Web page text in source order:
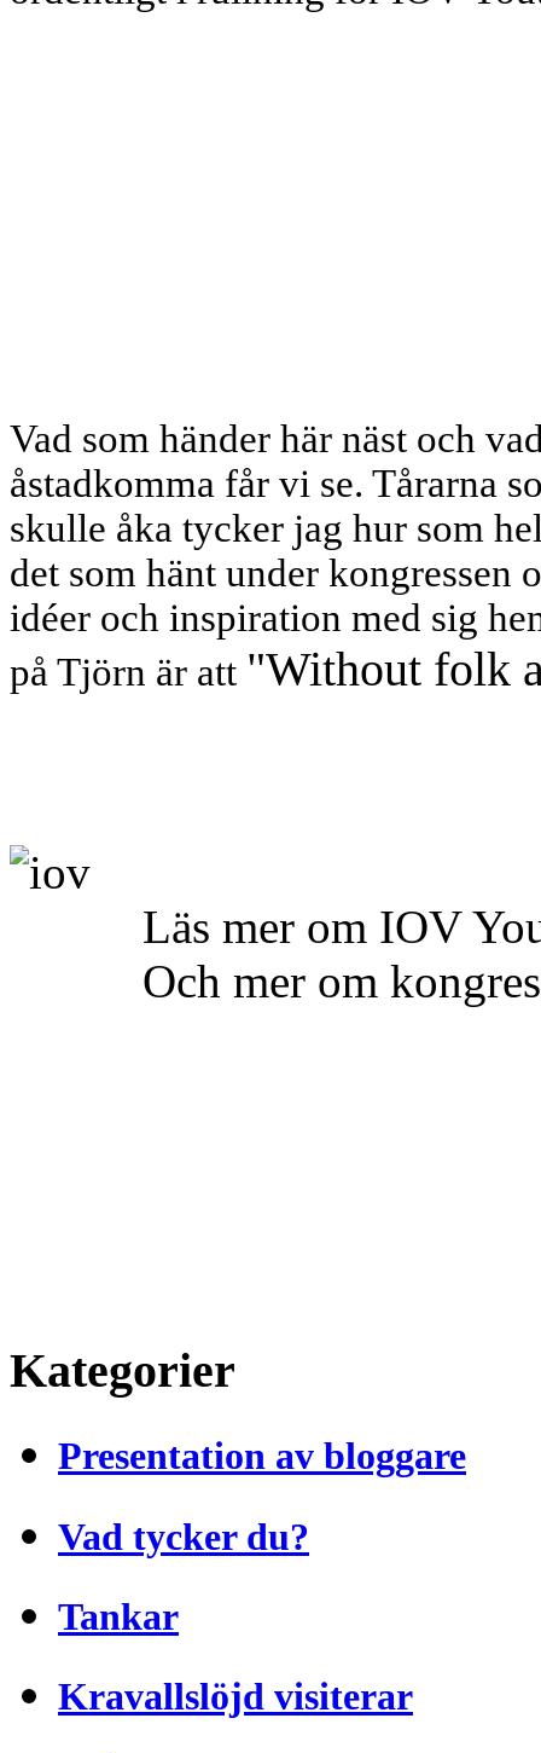
Vad som händer här näst och
åstadkomma får vi se. Tårarna
skulle åka tycker jag hur som
det som hänt under kongressen
idéer och inspiration med sig
på Tjörn är att "Without folk
Läs mer om IOV
Och mer om
Kategorier
Presentation av bloggare
Vad tycker du?
Tankar
Kravallslöjd visiterar